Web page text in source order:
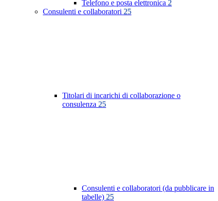
Telefono e posta elettronica 2
Consulenti e collaboratori 25
Titolari di incarichi di collaborazione o
consulenza 25
Consulenti e collaboratori (da pubblicare in
tabelle) 25